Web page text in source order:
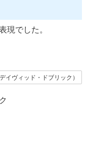
でした。
イヴィッド・ドブリック）